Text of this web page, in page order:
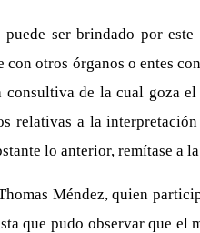
puede ser brindado por
otros órganos o entes
de la cual goza
relativas a la
lo anterior, remítase
Méndez, quien
que pudo observar que